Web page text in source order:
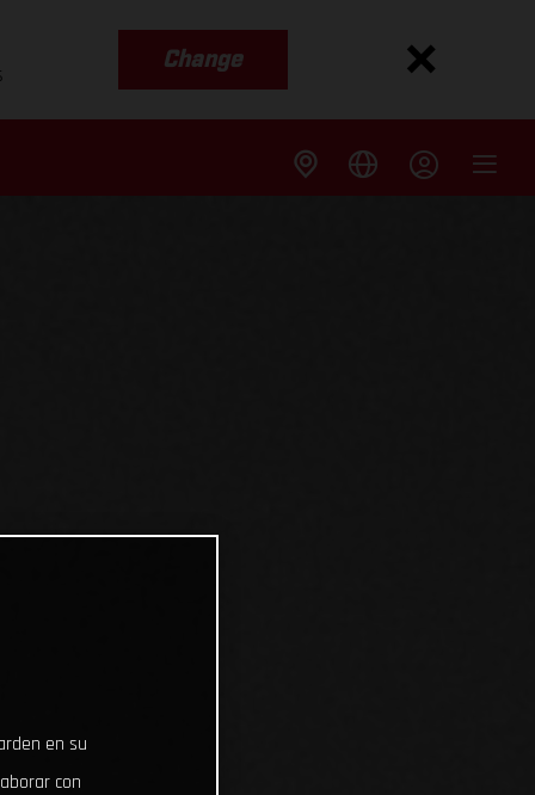
Change
en su
con